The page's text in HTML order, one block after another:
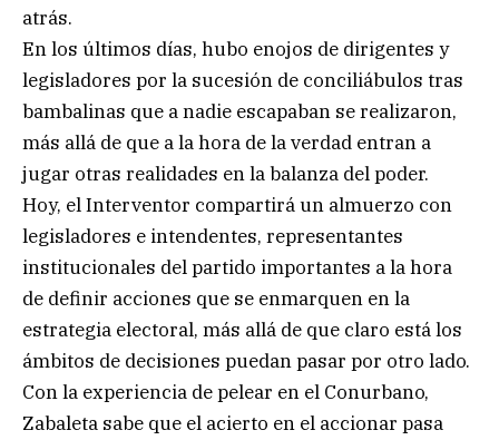
atrás.
En los últimos días, hubo enojos de dirigentes y
legisladores por la sucesión de conciliábulos tras
bambalinas que a nadie escapaban se realizaron,
más allá de que a la hora de la verdad entran a
jugar otras realidades en la balanza del poder.
Hoy, el Interventor compartirá un almuerzo con
legisladores e intendentes, representantes
institucionales del partido importantes a la hora
de definir acciones que se enmarquen en la
estrategia electoral, más allá de que claro está los
ámbitos de decisiones puedan pasar por otro lado.
Con la experiencia de pelear en el Conurbano,
Zabaleta sabe que el acierto en el accionar pasa